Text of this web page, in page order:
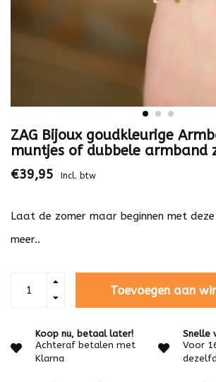
ZAG Bijoux goudkleurige
muntjes of dubbele armband
€39,95 Incl. btw
Laat de zomer maar beginnen met
meer..
Toevoegen aan
Koop nu, betaal later!
Achteraf betalen met
Klarna
Snelle
Voor